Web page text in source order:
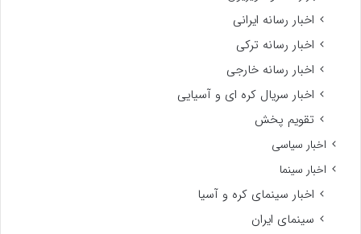
اخبار رسانه ایرانی
اخبار رسانه ترکی
اخبار رسانه خارجی
اخبار سریال کره ای و آسیایی
تقویم پخش
اخبار سیاسی
اخبار سینما
اخبار سینمای کره و آسیا
سینمای ایران